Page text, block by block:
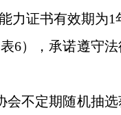
证书有效期为1
6），承诺遵守
不定期随机抽